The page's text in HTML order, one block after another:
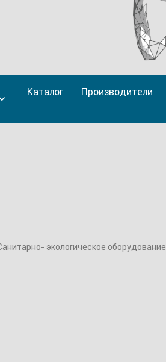
Каталог Производители
экологическое оборудование